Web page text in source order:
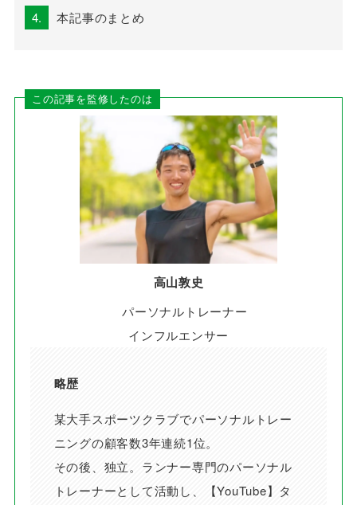
4. 本記事のまとめ
この記事を監修したのは
高山敦史
パーソナルトレーナー
インフルエンサー
略歴
某大手スポーツクラブでパーソナルトレー
ニングの顧客数3年連続1位。
その後、独立。ランナー専門のパーソナル
トレーナーとして活動し、【YouTube】タ